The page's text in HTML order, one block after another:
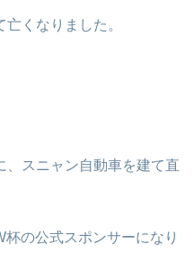
くなりました。
、スニャン自動車を建て直
の公式スポンサーになり